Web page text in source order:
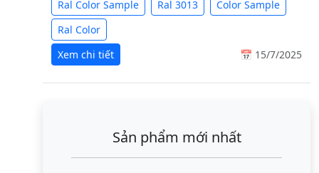
Ral Color Sample Ral 3013
Color Sample
Ral Color
Xem chi tiết
📅 15/7/2025
Sản phẩm mới nhất